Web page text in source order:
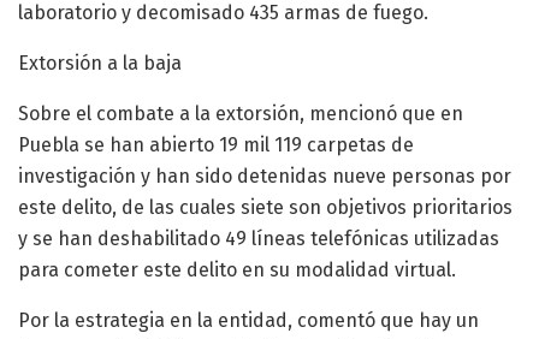
laboratorio y decomisado 435 armas de fuego.
Extorsión a la baja
Sobre el combate a la extorsión, mencionó que en
Puebla se han abierto 19 mil 119 carpetas de
investigación y han sido detenidas nueve personas por
este delito, de las cuales siete son objetivos prioritarios
y se han deshabilitado 49 líneas telefónicas utilizadas
para cometer este delito en su modalidad virtual.
Por la estrategia en la entidad, comentó que hay un